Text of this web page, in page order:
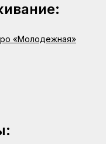
«Молодежная»